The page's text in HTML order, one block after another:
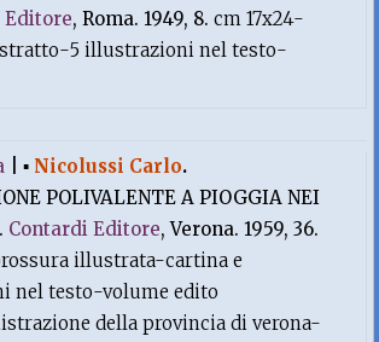
, Roma. 1949, 8.cm 17x24-
5 illustrazioni nel testo-
|▪ Nicolussi Carlo.
POLIVALENTE A PIOGGIA NEI
Contardi Editore, Verona. 1959, 36.
illustrata-cartina e
nel testo-volume edito
della provincia di verona-